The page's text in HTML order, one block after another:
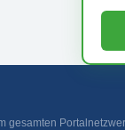
gesamten